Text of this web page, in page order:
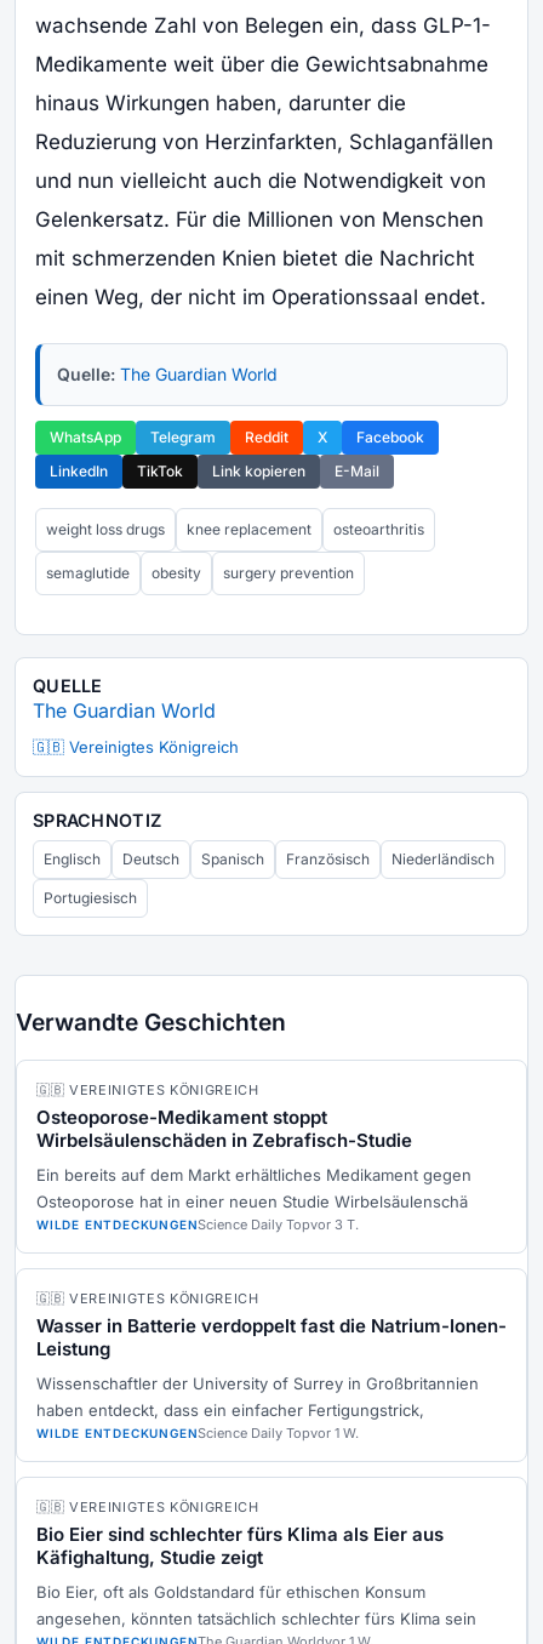
wachsende Zahl von Belegen ein, dass GLP-1-
Medikamente weit über die Gewichtsabnahme
hinaus Wirkungen haben, darunter die
Reduzierung von Herzinfarkten, Schlaganfällen
und nun vielleicht auch die Notwendigkeit von
Gelenkersatz. Für die Millionen von Menschen
mit schmerzenden Knien bietet die Nachricht
einen Weg, der nicht im Operationssaal endet.
Quelle: The Guardian World
WhatsApp Telegram Reddit X
Facebook
LinkedIn
TikTok Link kopieren E-Mail
weight loss drugs knee replacement osteoarthritis
semaglutide obesity surgery prevention
QUELLE
The Guardian World
🇬🇧 Vereinigtes Königreich
SPRACHNOTIZ
Englisch Deutsch Spanisch Französisch Niederländisch
Portugiesisch
Verwandte Geschichten
🇬🇧 VEREINIGTES KÖNIGREICH
Osteoporose-Medikament stoppt
Wirbelsäulenschäden in Zebrafisch-Studie
Ein bereits auf dem Markt erhältliches Medikament gegen
Osteoporose hat in einer neuen Studie Wirbelsäulenschä
WILDE ENTDECKUNGENScience Daily Topvor 3 T.
🇬🇧 VEREINIGTES KÖNIGREICH
Wasser in Batterie verdoppelt fast die Natrium-Ionen-
Leistung
Wissenschaftler der University of Surrey in Großbritannien
haben entdeckt, dass ein einfacher Fertigungstrick,
WILDE ENTDECKUNGENScience Daily Topvor 1 W.
🇬🇧 VEREINIGTES KÖNIGREICH
Bio Eier sind schlechter fürs Klima als Eier aus
Käfighaltung, Studie zeigt
Bio Eier, oft als Goldstandard für ethischen Konsum
angesehen, könnten tatsächlich schlechter fürs Klima sein